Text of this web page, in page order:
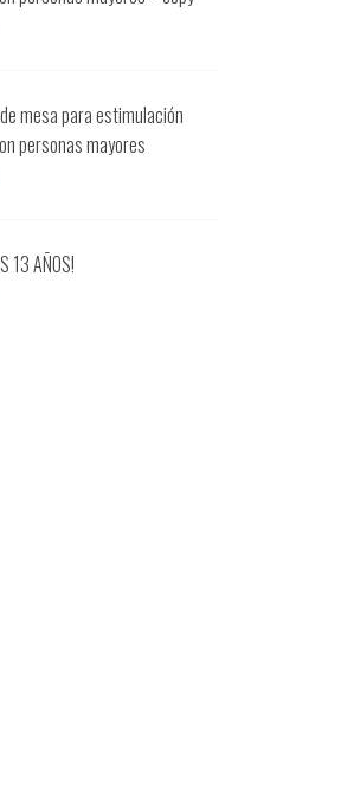
mesa para estimulación
personas mayores
13 AÑOS!